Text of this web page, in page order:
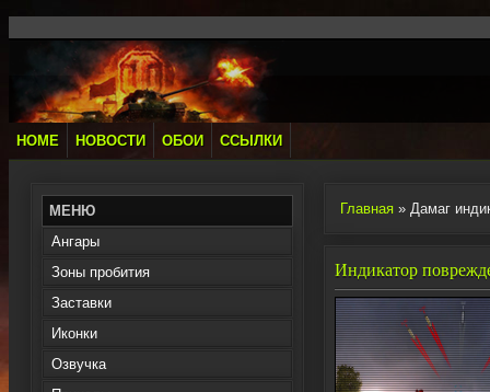
HOME НОВОСТИ ОБОИ ССЫЛКИ
МЕНЮ
Ангары
Зоны пробития
Заставки
Иконки
Озвучка
Главная » Дамаг
Индикатор